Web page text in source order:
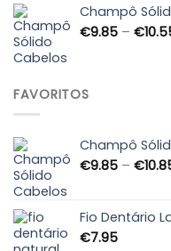
Champô
€9.85 – €
FAVORITOS
Champô
€9.85 – €
Fio Dentário
€7.95